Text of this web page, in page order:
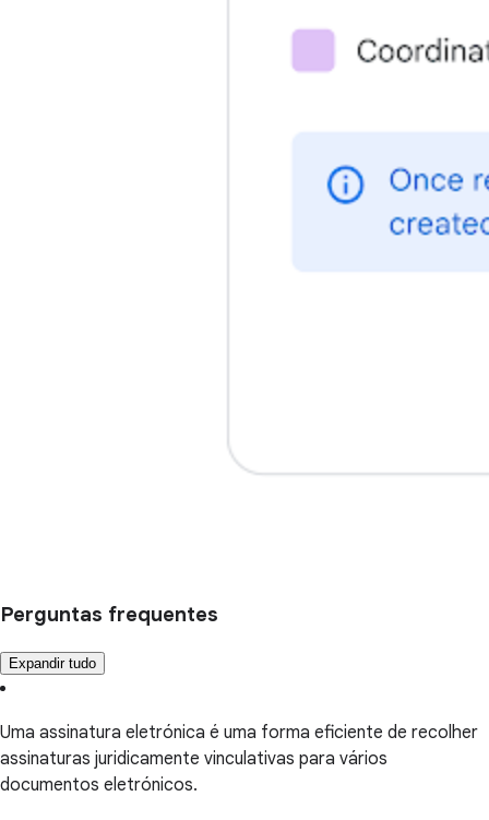
Perguntas frequentes
Expandir tudo
Uma assinatura eletrónica é uma forma eficiente de recolher
assinaturas juridicamente vinculativas para vários
documentos eletrónicos.